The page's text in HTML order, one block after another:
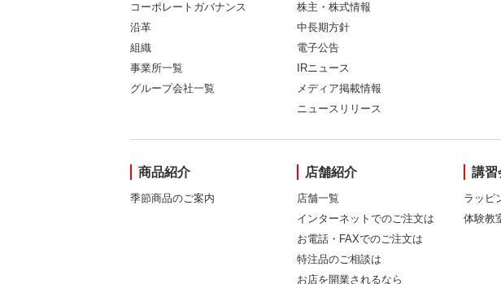
コーポレートガバナンス
沿革
組織
事業所一覧
グループ会社一覧
株主・株式情報
中長期方針
電子公告
IRニュース
メディア掲載情報
ニュースリリース
商品紹介
季節商品のご案内
店舗紹介
店舗一覧
インターネットでのご注文は
お電話・FAXでのご注文は
特注品のご相談は
お店を開業されるなら
講習
ラッピ
体験教